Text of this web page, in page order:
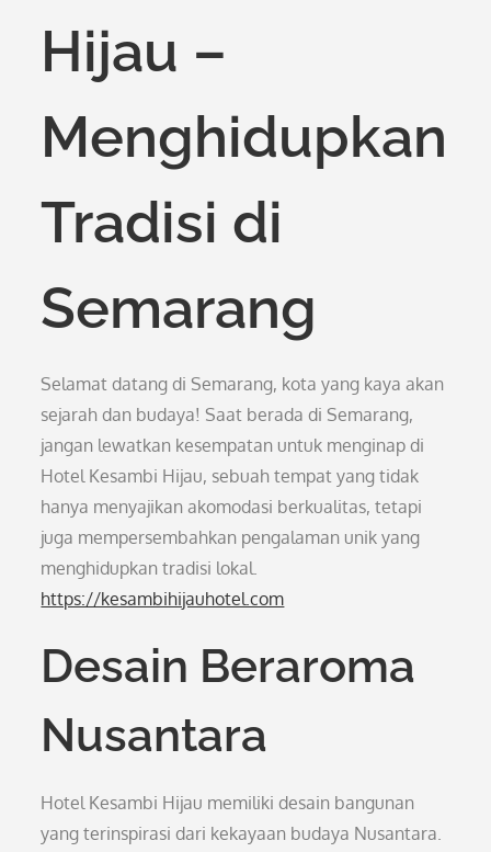
Hijau –
Menghidupkan
Tradisi di
Semarang
Selamat datang di Semarang, kota yang kaya akan
sejarah dan budaya! Saat berada di Semarang,
jangan lewatkan kesempatan untuk menginap di
Hotel Kesambi Hijau, sebuah tempat yang tidak
hanya menyajikan akomodasi berkualitas, tetapi
juga mempersembahkan pengalaman unik yang
menghidupkan tradisi lokal.
https://kesambihijauhotel.com
Desain Beraroma
Nusantara
Hotel Kesambi Hijau memiliki desain bangunan
yang terinspirasi dari kekayaan budaya Nusantara.